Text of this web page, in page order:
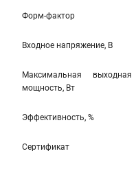
Форм-фактор
Входное напряжение, В
Максимальная выходная
мощность, Вт
Эффективность, %
Сертификат